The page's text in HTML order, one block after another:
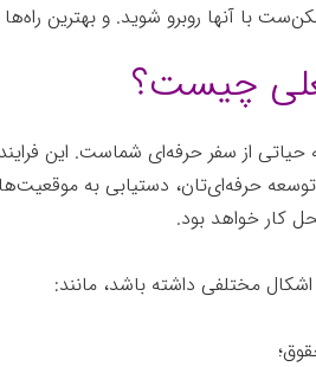
با آنها روبرو شوید. و بهترین
چیست؟
از سفر حرفه‌ای شماست. این فرایند
توسعه حرفه‌ای‌تان، دستیابی به
کار خواهد بود.
مختلفی داشته باشد، مانند: